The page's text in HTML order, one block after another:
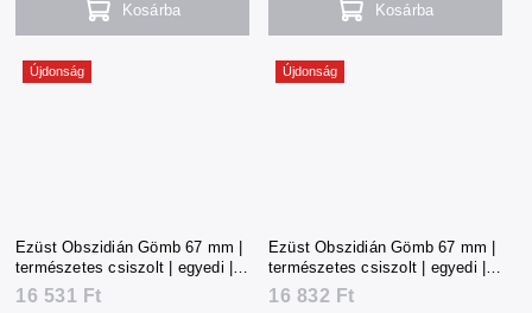
Kosárba Kosárba
Újdonság
Ezüst Obszidián Gömb 67 mm |
természetes csiszolt | egyedi |
366 g | Mexikó
16 531 Ft
Újdonság
Ezüst Obszidián Gömb 67 mm |
természetes csiszolt | egyedi |
372 g | Mexikó
16 832 Ft